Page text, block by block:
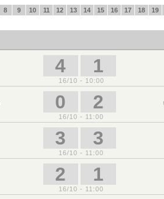
8 9 10 11 12 13 14 15 16 17 18
19
4 1
16/10 - 10:00
0 2
16/10 - 11:00
3 3
16/10 - 11:00
2 1
16/10 - 11:00